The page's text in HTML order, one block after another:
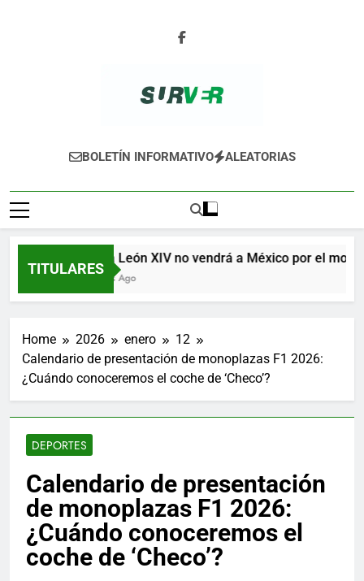
SURVER
BOLETÍN INFORMATIVO ALEATORIAS
TITULARES
El papa León XIV no vendrá a México por el
9 Minutos Ago
Home 2026 enero
12
Calendario de presentación de monoplazas F1 2026:
¿Cuándo conoceremos el coche de ‘Checo’?
DEPORTES
Calendario de presentación
de monoplazas F1 2026:
¿Cuándo conoceremos el
coche de ‘Checo’?